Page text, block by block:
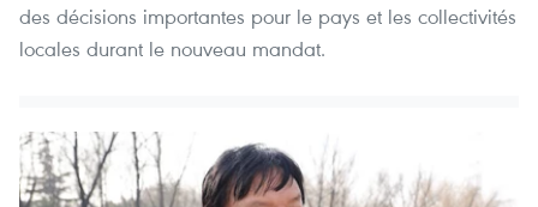
des décisions importantes pour le pays et les collectivités
locales durant le nouveau mandat.